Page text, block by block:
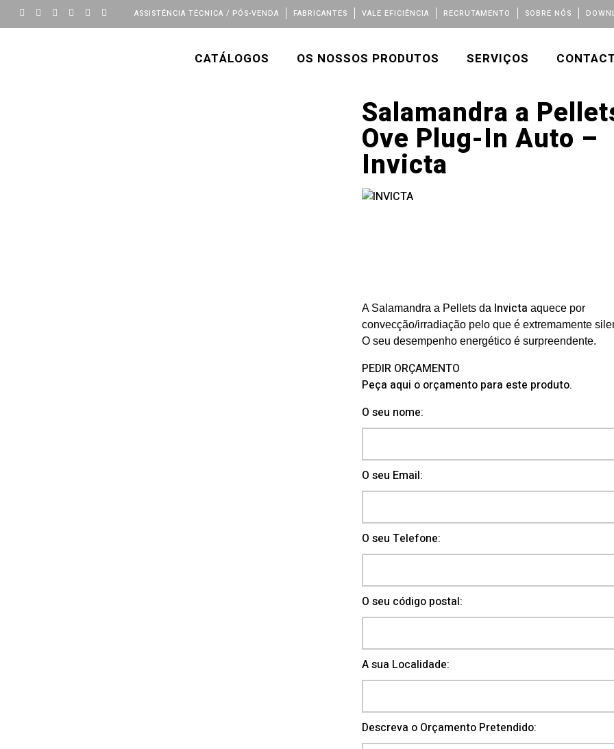
ASSISTÊNCIA TÉCNICA / PÓS-VENDA FABRICANTES VALE EFICIÊNCIA RECRUTAMENTO SOBRE NÓS
CATÁLOGOS OS NOSSOS PRODUTOS SERVIÇOS
Salamandra a
Ove Plug-In Auto –
Invicta
A Salamandra a Pellets da Invicta aquece por
convecção/irradiação pelo que é extremamente
O seu desempenho energético é surpreendente.
PEDIR ORÇAMENTO
Peça aqui o orçamento para este produto.
O seu nome:
O seu Email:
O seu Telefone:
O seu código postal:
A sua Localidade:
Descreva o Orçamento Pretendido: